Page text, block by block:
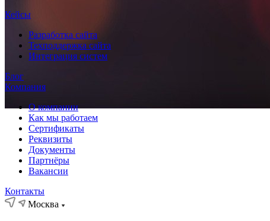
Кейсы
Разработка сайта
Техподдержка сайта
Интеграция систем
Блог
Компания
О компании
Как мы работаем
Сертификаты
Реквизиты
Документы
Партнёры
Вакансии
Контакты
Москва